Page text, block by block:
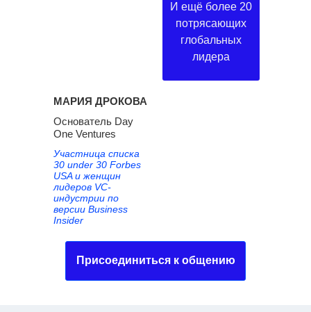
И ещё более 20
потрясающих
глобальных
лидера
Основатель Day
One Ventures
МАРИЯ ДРОКОВА
Участница списка
30 under 30 Forbes
USA и женщин
лидеров VC-
индустрии по
версии Business
Insider
Присоединиться к общению